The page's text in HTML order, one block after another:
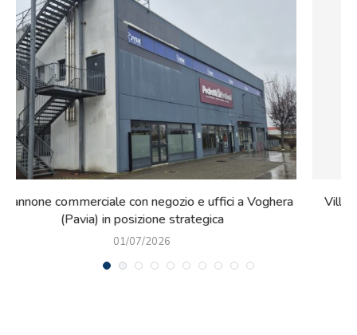
Villa Certosa venduta: si chiude un’epoca della storia
italiana
26/06/2026